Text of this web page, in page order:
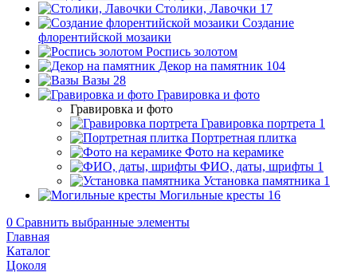
Столики, Лавочки 17
Создание
флорентийской мозаики
Роспись золотом
Декор на памятник 104
Вазы 28
Гравировка и фото
Гравировка и фото
Гравировка портрета 1
Портретная плитка
Фото на керамике
ФИО, даты, шрифты 1
Установка памятника 1
Могильные кресты 16
0 Сравнить выбранные элементы
Главная
Каталог
Цоколя